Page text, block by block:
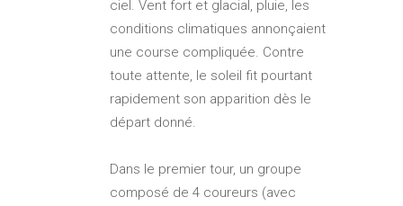
ciel. Vent fort et glacial, pluie, les
conditions climatiques annonçaient
une course compliquée. Contre
toute attente, le soleil fit pourtant
rapidement son apparition dès le
départ donné.
Dans le premier tour, un groupe
composé de 4 coureurs (avec